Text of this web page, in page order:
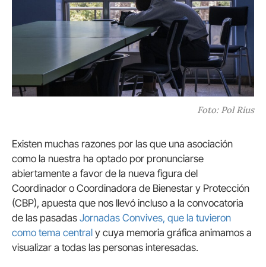
Foto: Pol Rius
Existen muchas razones por las que una asociación
como la nuestra ha optado por pronunciarse
abiertamente a favor de la nueva figura del
Coordinador o Coordinadora de Bienestar y Protección
(CBP), apuesta que nos llevó incluso a la convocatoria
de las pasadas Jornadas Convives, que la tuvieron
como tema central y cuya memoria gráfica animamos a
visualizar a todas las personas interesadas.